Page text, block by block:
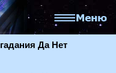
Да Нет